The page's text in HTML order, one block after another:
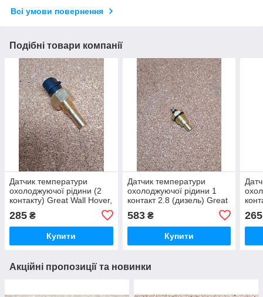
Всі умови повернення
Подібні товари компанії
Датчик температури
охолоджуючої рідини (2
контакту) Great Wall Hover,
285 ₴
Купити
Датчик температури
охолоджуючої рідини 1
контакт 2.8 (дизель) Great
Ховер
583₴
Купити
Вол
265
Акційні пропозиції та новинки